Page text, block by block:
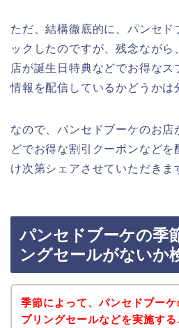
ただ、結構徹底的に、パンセド
ックしたのですが、残念ながら
店が誕生日特典などでお得なス
情報を配信しているかどうかは
なので、パンセドブーケのお店
どでお得な割引クーポンなどを
け次第シェアさせていただきま
パンセドブーケの季
ングセールがないか
季節によって、パンセドブーケ
プリングセールなどを実施す